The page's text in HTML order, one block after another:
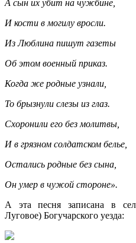
А сын их убит на чужбине,
И кости в могилу вросли.
Из Люблина пишут газеты
Об этом военный приказ.
Когда же родные узнали,
То брызнули слезы из глаз.
Схоронили его без молитвы,
И в грязном солдатском белье,
Остались родные без сына,
Он умер в чужой стороне».
А эта песня записана в
Луговое) Богучарского уезда: